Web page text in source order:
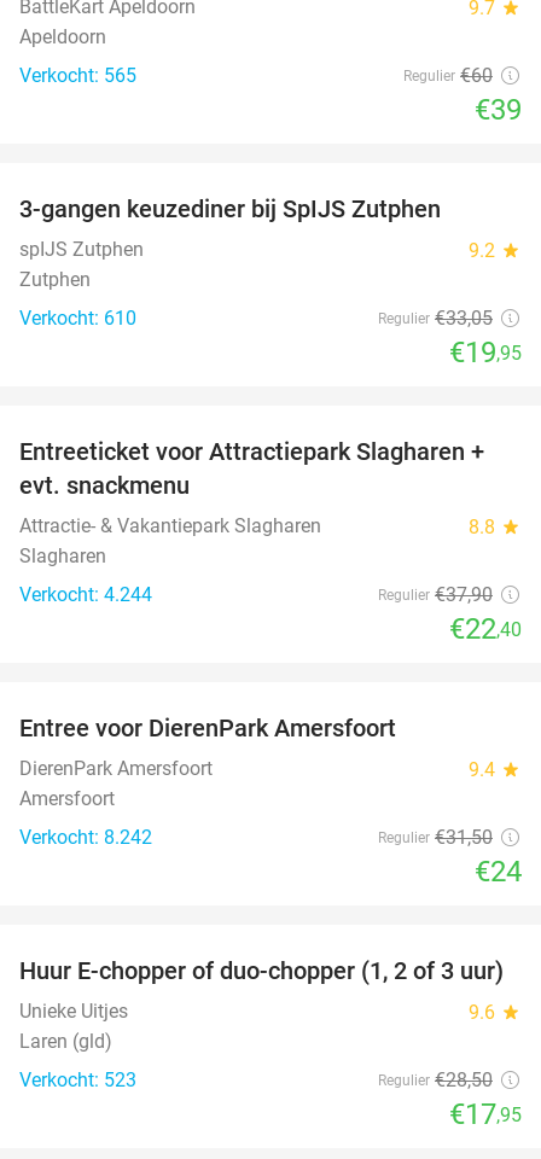
BattleKart Apeldoorn 9.7 star
Apeldoorn
Verkocht: 565
Regulier €60
€39
3-gangen keuzediner bij SpIJS Zutphen
spIJS Zutphen 9.2 star
Zutphen
Verkocht: 610
Regulier €33,05
€19,95
41%
Entreeticket voor Attractiepark Slagharen +
evt. snackmenu
Attractie- & Vakantiepark Slagharen 8.8 star
Slagharen
Verkocht: 4.244
Regulier €37,90
€22,40
Entree voor DierenPark Amersfoort
DierenPark Amersfoort 9.4 star
Amersfoort
Verkocht: 8.242
Regulier €31,50
€24
37%
Huur E-chopper of duo-chopper (1, 2 of 3 uur)
Unieke Uitjes 9.6 star
Laren (gld)
Verkocht: 523
Regulier €28,50
€17,95